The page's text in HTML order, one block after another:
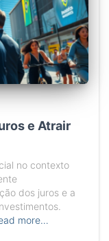
e Atrair
no contexto
dos juros e a
more…